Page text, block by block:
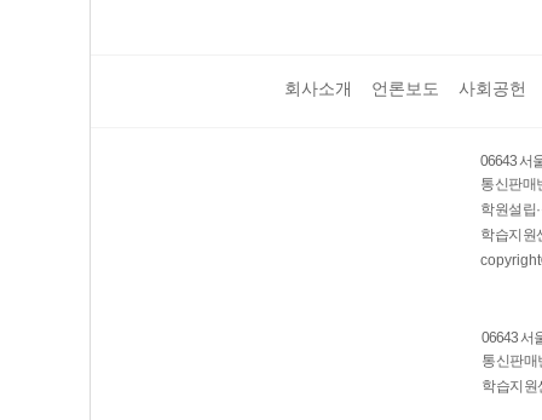
회사소개 언론보도 사회공헌
06643 서
통신판매
학원설립
학습지원
06643 서
통신판매
학습지원